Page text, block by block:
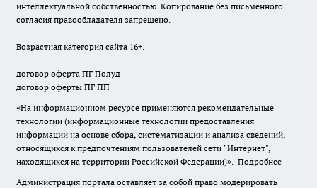
интеллектуальной собственностью. Копирование без письменного
согласия правообладателя запрещено.
Возрастная категория сайта 16+.
договор оферта ПГ Полуд
договор оферты ПГ ПП
«На информационном ресурсе применяются рекомендательные
технологии (информационные технологии предоставления
информации на основе сбора, систематизации и анализа сведений,
относящихся к предпочтениям пользователей сети "Интернет",
находящихся на территории Российской Федерации)». Подробнее
Администрация портала оставляет за собой право модерировать